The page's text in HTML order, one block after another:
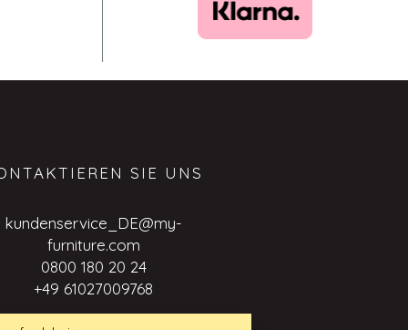
SIE UNS
kundenservice_DE@my-
furniture.com
0800 180 20 24
+49 61027009768